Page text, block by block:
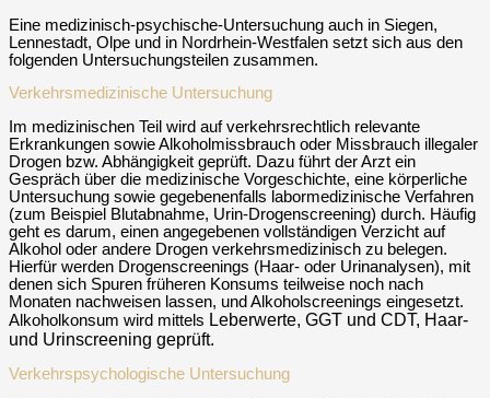
Eine medizinisch-psychische-Untersuchung auch in Siegen,
Lennestadt, Olpe und in Nordrhein-Westfalen setzt sich aus den
folgenden Untersuchungsteilen zusammen.
Verkehrsmedizinische Untersuchung
Im medizinischen Teil wird auf verkehrsrechtlich relevante
Erkrankungen sowie Alkoholmissbrauch oder Missbrauch illegaler
Drogen bzw. Abhängigkeit geprüft. Dazu führt der Arzt ein
Gespräch über die medizinische Vorgeschichte, eine körperliche
Untersuchung sowie gegebenenfalls labormedizinische Verfahren
(zum Beispiel Blutabnahme, Urin-Drogenscreening) durch. Häufig
geht es darum, einen angegebenen vollständigen Verzicht auf
Alkohol oder andere Drogen verkehrsmedizinisch zu belegen.
Hierfür werden Drogenscreenings (Haar- oder Urinanalysen), mit
denen sich Spuren früheren Konsums teilweise noch nach
Monaten nachweisen lassen, und Alkoholscreenings eingesetzt.
Alkoholkonsum wird mittels Leberwerte, GGT und CDT, Haar-
und Urinscreening geprüft.
Verkehrspsychologische Untersuchung